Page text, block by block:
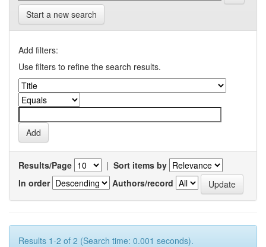
Start a new search
Add filters:
Use filters to refine the search results.
Results/Page | Sort items by
In order
Authors/record
Results 1-2 of 2 (Search time: 0.001 seconds).